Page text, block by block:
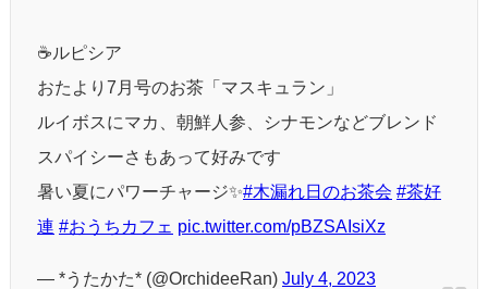
☕️ルピシア
おたより7月号のお茶「マスキュラン」
ルイボスにマカ、朝鮮人参、シナモンなどブレンド
スパイシーさもあって好みです
暑い夏にパワーチャージ✨#木漏れ日のお茶会 #茶好
連 #おうちカフェ pic.twitter.com/pBZSAIsiXz
— *うたかた* (@OrchideeRan) July 4, 2023